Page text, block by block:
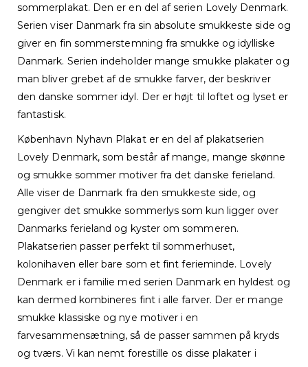
sommerplakat. Den er en del af serien Lovely Denmark.
Serien viser Danmark fra sin absolute smukkeste side og
giver en fin sommerstemning fra smukke og idylliske
Danmark. Serien indeholder mange smukke plakater og
man bliver grebet af de smukke farver, der beskriver
den danske sommer idyl. Der er højt til loftet og lyset er
fantastisk.
København Nyhavn Plakat er en del af plakatserien
Lovely Denmark, som består af mange, mange skønne
og smukke sommer motiver fra det danske ferieland.
Alle viser de Danmark fra den smukkeste side, og
gengiver det smukke sommerlys som kun ligger over
Danmarks ferieland og kyster om sommeren.
Plakatserien passer perfekt til sommerhuset,
kolonihaven eller bare som et fint ferieminde. Lovely
Denmark er i familie med serien Danmark en hyldest og
kan dermed kombineres fint i alle farver. Der er mange
smukke klassiske og nye motiver i en
farvesammensætning, så de passer sammen på kryds
og tværs. Vi kan nemt forestille os disse plakater i